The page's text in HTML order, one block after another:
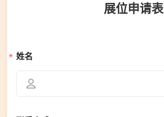
展位申请表
姓名